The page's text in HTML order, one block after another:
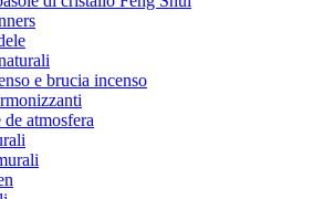
e brucia incenso
atmosfera